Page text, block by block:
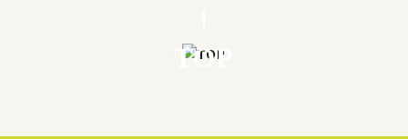
TOP